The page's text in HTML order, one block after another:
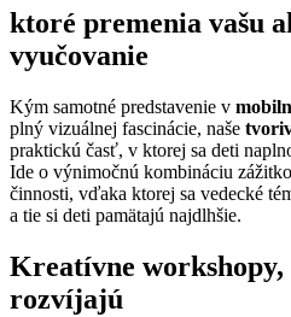
ktoré premenia vašu
vyučovanie
Kým samotné predstavenie v
plný vizuálnej fascinácie, naše
praktickú časť, v ktorej sa deti
Ide o výnimočnú kombináciu
činnosti, vďaka ktorej sa vedecké
a tie si deti pamätajú najdlhšie.
Kreatívne
rozvíjajú